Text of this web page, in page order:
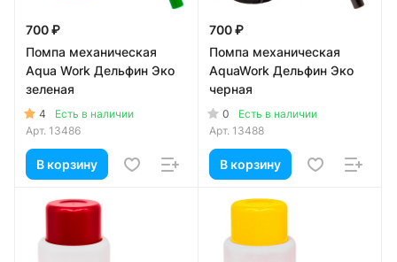
700 ₽
Помпа механическая
Aqua Work Дельфин Эко
зеленая
4
Есть в наличии
Арт. 13486
В корзину
700 ₽
Помпа механическая
AquaWork Дельфин Эко
черная
0
Есть в наличии
Арт. 13488
В корзину